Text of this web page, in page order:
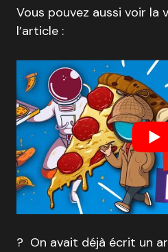
Vous pouvez aussi voir la
l’article :
? On avait déjà écrit un